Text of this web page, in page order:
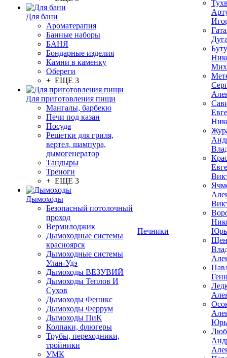
Для бани
Ароматерапия
Банные наборы
БАНЯ
Бондарные изделия
Камни в каменку
Обереги
+ ЕЩЕ 3
Для приготовления пищи
Мангалы, барбекю
Печи под казан
Посуда
Решетки для гриля,
вертел, шампура,
дымогенератор
Тандыры
Треноги
+ ЕЩЕ 3
Дымоходы
Безопасный потолочный
проход
Вермилоджик
Дымоходные системы
красноярск
Дымоходные системы
Улан-Удэ
Дымоходы ВЕЗУВИЙ
Дымоходы Теплов И
Сухов
Дымоходы Феникс
Дымоходы Феррум
Дымоходы ПиК
Колпаки, флюгеры
Трубы, переходники,
тройники
УМК
Печники